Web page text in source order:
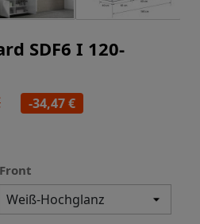
SDF6 I 120-
-34,47 €
Front